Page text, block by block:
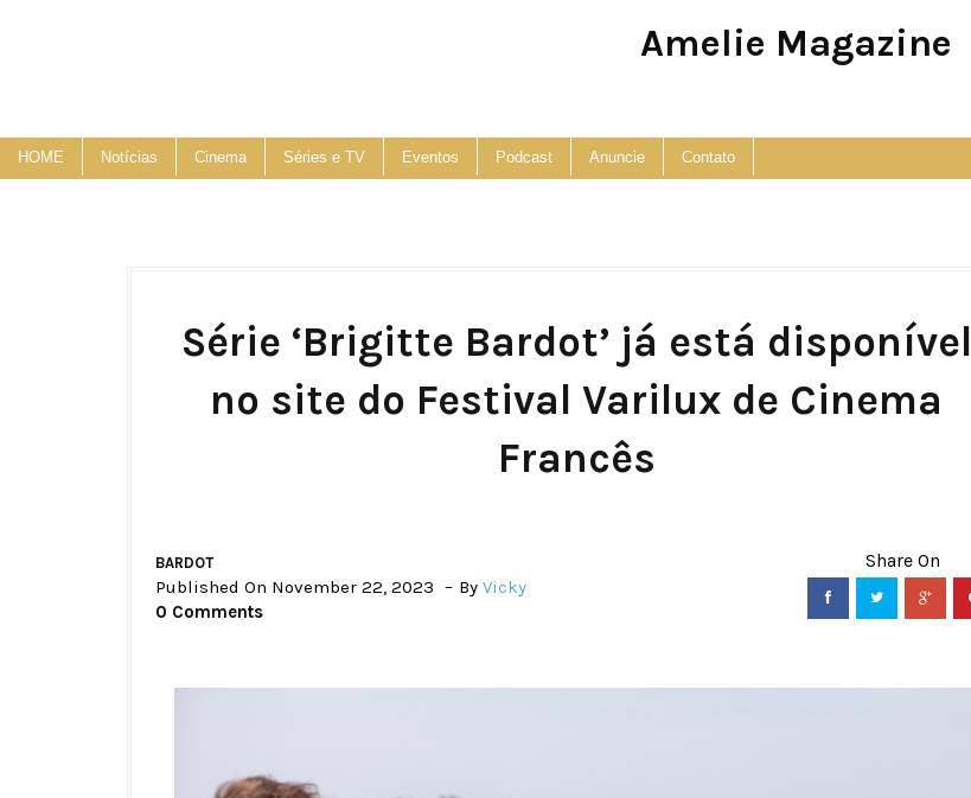
Amelie Magazine
HOME Notícias Cinema Séries e TV Eventos Podcast Anuncie Contato
Série ‘Brigitte Bardot’ já está disponível
no site do Festival Varilux de Cinema
Francês
BARDOT
Published On November 22, 2023 By Vicky
0 Comments